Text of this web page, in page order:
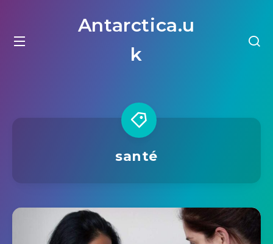
Antarctica.u
k
santé